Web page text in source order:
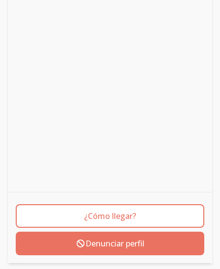
¿Cómo llegar?
Denunciar perfil